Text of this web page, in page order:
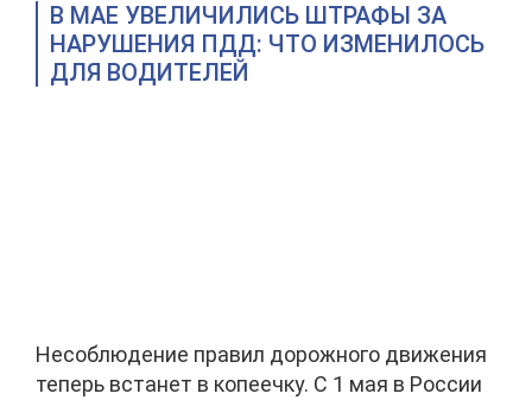
В МАЕ УВЕЛИЧИЛИСЬ ШТРАФЫ ЗА
НАРУШЕНИЯ ПДД: ЧТО ИЗМЕНИЛОСЬ
ДЛЯ ВОДИТЕЛЕЙ
Несоблюдение правил дорожного движения
теперь встанет в копеечку. С 1 мая в России